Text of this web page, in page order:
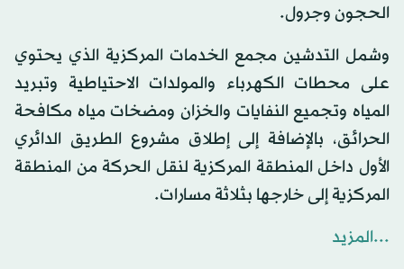
الحجون وجرول.
وشمل التدشين مجمع الخدمات المركزية الذي يحتوي
على محطات الكهرباء والمولدات الاحتياطية وتبريد
المياه وتجميع النفايات والخزان ومضخات مياه مكافحة
الحرائق، بالإضافة إلى إطلاق مشروع الطريق الدائري
الأول داخل المنطقة المركزية لنقل الحركة من المنطقة
المركزية إلى خارجها بثلاثة مسارات.
...المزيد